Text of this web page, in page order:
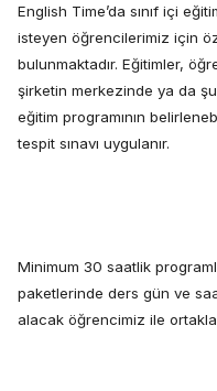
English Time’da sınıf içi
isteyen öğrencilerimiz için
bulunmaktadır. Eğitimler,
şirketin merkezinde ya da
eğitim programının
tespit sınavı uygulanır.
Minimum 30 saatlik
paketlerinde ders gün ve
alacak öğrencimiz ile